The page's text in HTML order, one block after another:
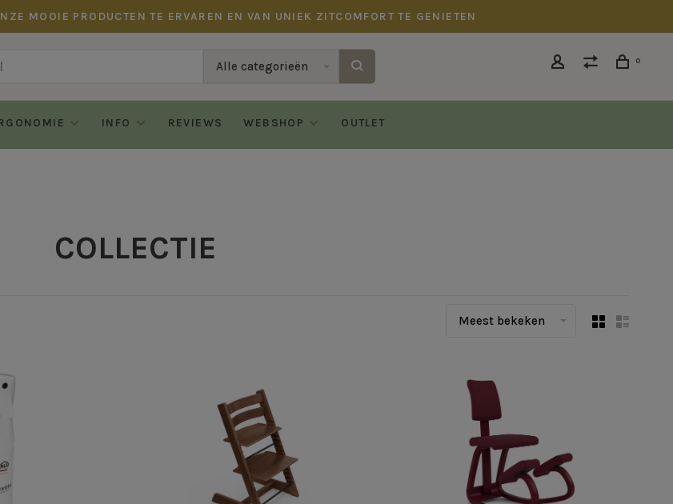
MOOIE PRODUCTEN TE ERVAREN EN VAN UNIEK ZITCOMFORT TE GENIETEN
Alle categorieën 0
INFO REVIEWS WEBSHOP OUTLET
COLLECTIE
Meest bekeken